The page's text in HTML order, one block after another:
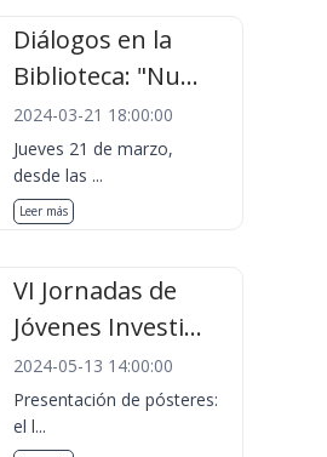
Diálogos en la
Biblioteca: "Nu...
2024-03-21 18:00:00
Jueves 21 de marzo,
desde las ...
Leer más
VI Jornadas de
Jóvenes Investi...
2024-05-13 14:00:00
Presentación de pósteres:
el l...